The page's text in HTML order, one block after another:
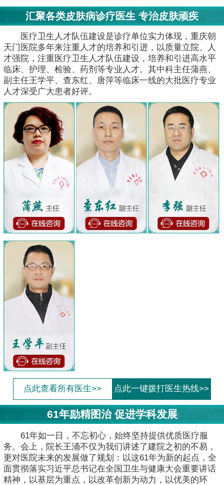
汇聚各类皮肤病诊疗医生 专治皮肤顽疾
医疗卫生人才队伍建设是诊疗单位实力体现，重庆朝
天门医院多年来注重人才的培养和引进，以质量立院、人
才强院，注重医疗卫生人才队伍建设，培养和引进高水平
临床、护理、检验、药剂等专业人才。其中科主任蒲燕、
副主任王学平、查东红、唐萍等临床一线的大批医疗专业
人才深受广大患者好评。
点此查看所有医生>> 点此一键拨打医生热线>>
61年励精图治 促进学科发展
61年如一日，不忘初心，始终坚持提供优质医疗服
务。会上，院长王涌不仅为我们讲述了建院之初的不易，
更对医院未来的发展做了规划：以这61年为新的起点，全
面贯彻落实习近平总书记在全国卫生与健康大会重要讲话
精神，以基层为重点，以改革创新为动力，以优美的环